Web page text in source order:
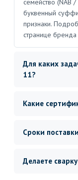
семейство (NAB
буквенный
признаки.
странице бренда
Для каких
11?
Какие
Сроки
Делаете